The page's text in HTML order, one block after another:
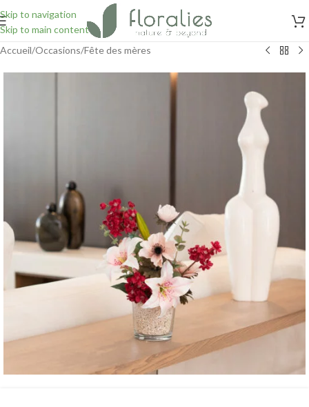
Skip to navigation
Skip to main content
Accueil/Occasions/Fête des mères